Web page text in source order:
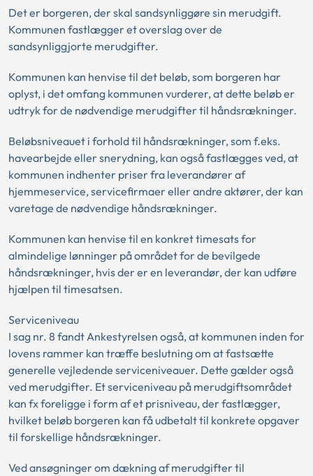
Det er borgeren, der skal sandsynliggøre sin merudgift.
Kommunen fastlægger et overslag over de
sandsynliggjorte merudgifter.
Kommunen kan henvise til det beløb, som borgeren har
oplyst, i det omfang kommunen vurderer, at dette beløb er
udtryk for de nødvendige merudgifter til håndsrækninger.
Beløbsniveauet i forhold til håndsrækninger, som f.eks.
havearbejde eller snerydning, kan også fastlægges ved, at
kommunen indhenter priser fra leverandører af
hjemmeservice, servicefirmaer eller andre aktører, der kan
varetage de nødvendige håndsrækninger.
Kommunen kan henvise til en konkret timesats for
almindelige lønninger på området for de bevilgede
håndsrækninger, hvis der er en leverandør, der kan udføre
hjælpen til timesatsen.
Serviceniveau
I sag nr. 8 fandt Ankestyrelsen også, at kommunen inden for
lovens rammer kan træffe beslutning om at fastsætte
generelle vejledende serviceniveauer. Dette gælder også
ved merudgifter. Et serviceniveau på merudgiftsområdet
kan fx foreligge i form af et prisniveau, der fastlægger,
hvilket beløb borgeren kan få udbetalt til konkrete opgaver
til forskellige håndsrækninger.
Ved ansøgninger om dækning af merudgifter til